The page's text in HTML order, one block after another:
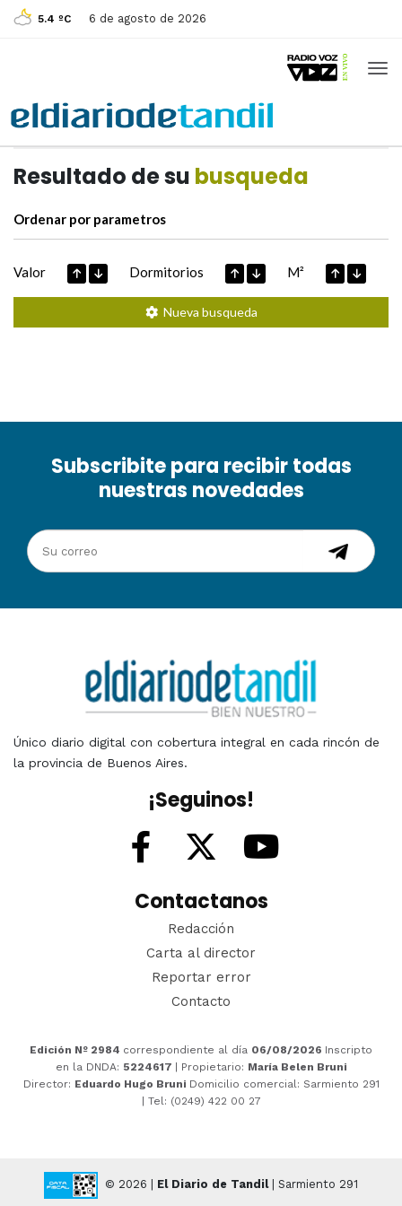
5.4 ºC 6 de agosto de 2026
Resultado de su busqueda
Ordenar por parametros
Valor Dormitorios M²
Nueva busqueda
Subscribite para recibir todas
nuestras novedades
Único diario digital con cobertura integral en cada rincón de
la provincia de Buenos Aires.
¡Seguinos!
Contactanos
Redacción
Carta al director
Reportar error
Contacto
Edición Nº 2984 correspondiente al día 06/08/2026 Inscripto
en la DNDA: 5224617 | Propietario: María Belen Bruni
Director: Eduardo Hugo Bruni Domicilio comercial: Sarmiento 291
| Tel: (0249) 422 00 27
© 2026 | El Diario de Tandil| Sarmiento 291